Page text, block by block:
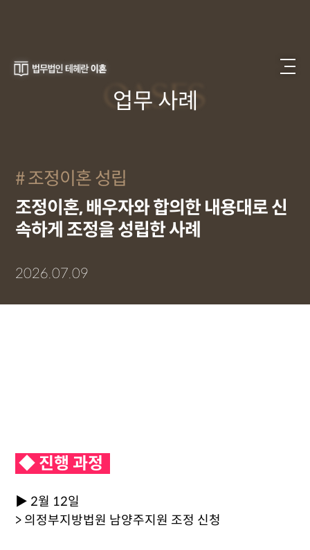
CASES
업무 사례
조정이혼 성립
조정이혼, 배우자와 합의한 내용대로 신
속하게 조정을 성립한 사례
2026.07.09
◆ 진행 과정
▶ 2월 12일
> 의정부지방법원 남양주지원 조정 신청